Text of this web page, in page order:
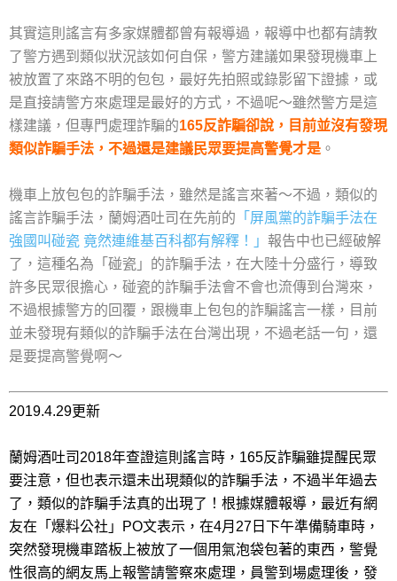
其實這則謠言有多家媒體都曾有報導過，報導中也都有請教
了警方遇到類似狀況該如何自保，警方建議如果發現機車上
被放置了來路不明的包包，最好先拍照或錄影留下證據，或
是直接請警方來處理是最好的方式，不過呢～雖然警方是這
樣建議，但專門處理詐騙的165反詐騙卻說，目前並沒有發現
類似詐騙手法，不過還是建議民眾要提高警覺才是 。
機車上放包包的詐騙手法，雖然是謠言來著～不過，類似的
謠言詐騙手法，蘭姆酒吐司在先前的 「屏風黨的詐騙手法在
強國叫碰瓷 竟然連維基百科都有解釋！」 報告中也已經破解
了，這種名為「碰瓷」的詐騙手法，在大陸十分盛行，導致
許多民眾很擔心，碰瓷的詐騙手法會不會也流傳到台灣來，
不過根據警方的回覆，跟機車上包包的詐騙謠言一樣，目前
並未發現有類似的詐騙手法在台灣出現，不過老話一句，還
是要提高警覺啊～
2019.4.29更新
蘭姆酒吐司2018年查證這則謠言時，165反詐騙雖提醒民眾
要注意，但也表示還未出現類似的詐騙手法，不過半年過去
了，類似的詐騙手法真的出現了！根據媒體報導，最近有網
友在「爆料公社」PO文表示，在4月27日下午準備騎車時，
突然發現機車踏板上被放了一個用氣泡袋包著的東西，警覺
性很高的網友馬上報警請警察來處理，員警到場處理後，發